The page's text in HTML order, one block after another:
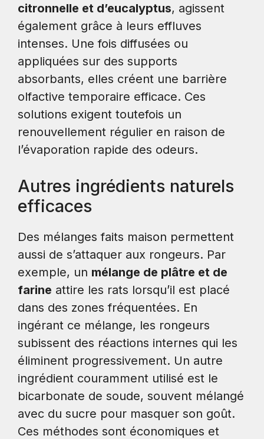
citronnelle et d’eucalyptus, agissent
également grâce à leurs effluves
intenses. Une fois diffusées ou
appliquées sur des supports
absorbants, elles créent une barrière
olfactive temporaire efficace. Ces
solutions exigent toutefois un
renouvellement régulier en raison de
l’évaporation rapide des odeurs.
Autres ingrédients naturels
efficaces
Des mélanges faits maison permettent
aussi de s’attaquer aux rongeurs. Par
exemple, un mélange de plâtre et de
farine attire les rats lorsqu’il est placé
dans des zones fréquentées. En
ingérant ce mélange, les rongeurs
subissent des réactions internes qui les
éliminent progressivement. Un autre
ingrédient couramment utilisé est le
bicarbonate de soude, souvent mélangé
avec du sucre pour masquer son goût.
Ces méthodes sont économiques et